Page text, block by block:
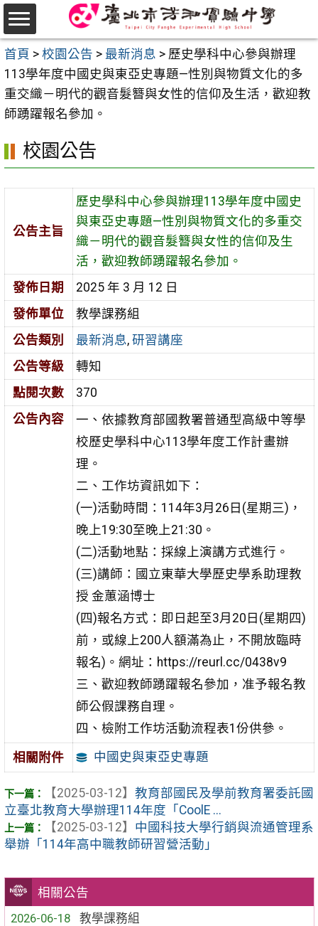
跳
至
主
要
內
容
首頁 > 校園公告 > 最新消息 > 歷史學科中心參與辦理
113學年度中國史與東亞史專題—性別與物質文化的多
重交織－明代的觀音髮簪與女性的信仰及生活，歡迎教
師踴躍報名參加。
相關公告
2026-06-18
教學課務組
校園公告
公告主旨
歷史學科中心參與辦理113學年度中國史
與東亞史專題—性別與物質文化的多重交
織－明代的觀音髮簪與女性的信仰及生
活，歡迎教師踴躍報名參加。
發佈日期
2025 年 3 月 12 日
發佈單位
教學課務組
公告類別
最新消息, 研習講座
公告等級
轉知
點閱次數
370
公告內容
一、依據教育部國教署普通型高級中等學
校歷史學科中心113學年度工作計畫辦
理。
二、工作坊資訊如下：
(一)活動時間：114年3月26日(星期三)，
晚上19:30至晚上21:30。
(二)活動地點：採線上演講方式進行。
(三)講師：國立東華大學歷史學系助理教
授 金蕙涵博士
(四)報名方式：即日起至3月20日(星期四)
前，或線上200人額滿為止，不開放臨時
報名)。網址：https://reurl.cc/0438v9
三、歡迎教師踴躍報名參加，准予報名教
師公假課務自理。
四、檢附工作坊活動流程表1份供參。
相關附件 中國史與東亞史專題
【2025-03-12】 教育部國民及學前教育署委託國
立臺北教育大學辦理114年度「CoolE ...
【2025-03-12】 中國科技大學行銷與流通管理系
舉辦「114年高中職教師研習營活動」
選
單